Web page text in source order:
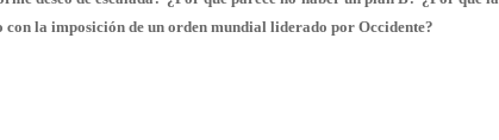
la imposición de un orden mundial liderado por Occidente?